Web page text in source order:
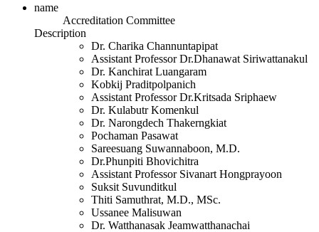
name
Accreditation Committee
Description
Dr. Charika Channuntapipat
Assistant Professor Dr.Dhanawat Siriwattanakul
Dr. Kanchirat Luangaram
Kobkij Praditpolpanich
Assistant Professor Dr.Kritsada Sriphaew
Dr. Kulabutr Komenkul
Dr. Narongdech Thakerngkiat
Pochaman Pasawat
Sareesuang Suwannaboon, M.D.
Dr.Phunpiti Bhovichitra
Assistant Professor Sivanart Hongprayoon
Suksit Suvunditkul
Thiti Samuthrat, M.D., MSc.
Ussanee Malisuwan
Dr. Watthanasak Jeamwatthanachai